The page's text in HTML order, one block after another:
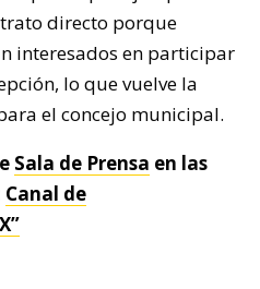
directo porque
interesados en participar
lo que vuelve la
el concejo municipal.
Sala de Prensa en las
Canal de